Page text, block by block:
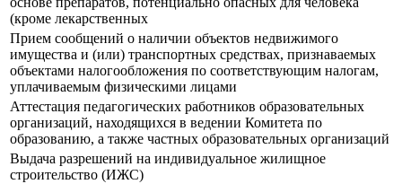
(кроме лекарственных
Прием сообщений о наличии объектов недвижимого
имущества и (или) транспортных средствах, признаваемых
объектами налогообложения по соответствующим налогам,
уплачиваемым физическими лицами
Аттестация педагогических работников образовательных
организаций, находящихся в ведении Комитета по
образованию, а также частных образовательных организаций
Выдача разрешений на индивидуальное жилищное
строительство (ИЖС)